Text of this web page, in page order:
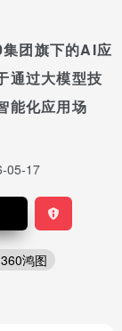
团旗下的AI应
通过大模型技
能化应用场
05-17
鸿图